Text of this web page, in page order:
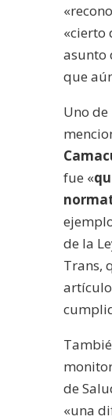
«cierto
asunto
que
Uno
fue «
de la
Trans,
de
«una